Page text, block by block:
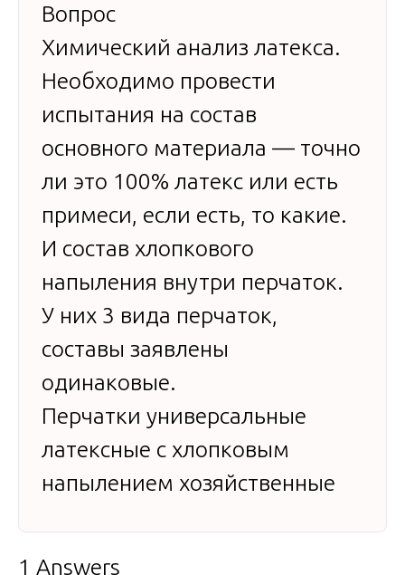
Вопрос
Химический анализ латекса.
Необходимо провести
испытания на состав
основного материала — точно
ли это 100% латекс или есть
примеси, если есть, то какие.
И состав хлопкового
напыления внутри перчаток.
У них 3 вида перчаток,
составы заявлены
одинаковые.
Перчатки универсальные
латексные с хлопковым
напылением хозяйственные
1 Answers